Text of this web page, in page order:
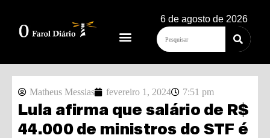
6 de agosto de 2026
Matheus Messias fevereiro 1, 2024 7:51 pm
Lula afirma que salário de R$
44.000 de ministros do STF é